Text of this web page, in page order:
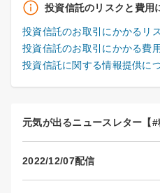
投資信託のリスクと費用
投資信託のお取引にかかるリ
投資信託のお取引にかかる費用
投資信託に関する情報提供に
元気が出るニュースレター【#
2022/12/07配信